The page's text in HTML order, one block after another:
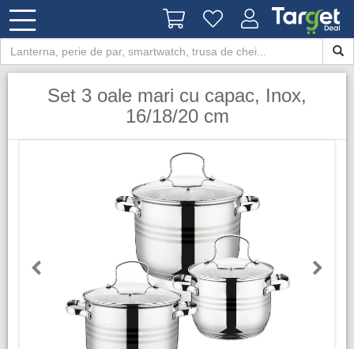
Set 3 oale mari cu capac, Inox,
16/18/20 cm